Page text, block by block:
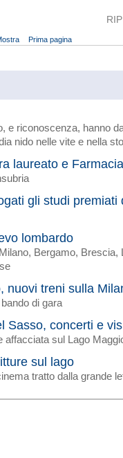
Prima pagina
e riconoscenza, hanno
nido nelle vite e nella
laureato e Farmacia
gli studi premiati
lombardo
Bergamo, Brescia,
nuovi treni sulla
di gara
Sasso, concerti e
affacciata sul Lago
sul lago
tratto dalla grande